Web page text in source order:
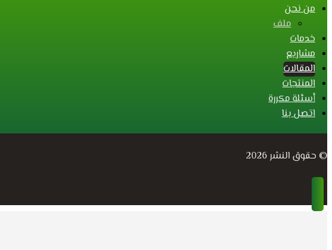
من نحن
ملف
خدمات
مشاريع
المقالات
المنتجات
أسئلة مكررة
اتصل بنا
© حقوق النشر 2026